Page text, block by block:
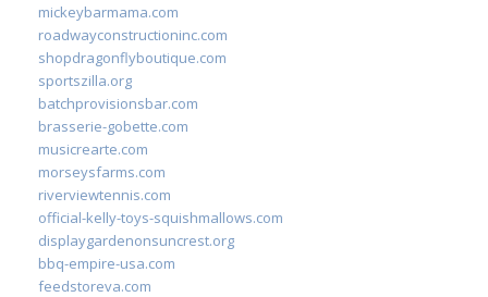
mickeybarmama.com
roadwayconstructioninc.com
shopdragonflyboutique.com
sportszilla.org
batchprovisionsbar.com
brasserie-gobette.com
musicrearte.com
morseysfarms.com
riverviewtennis.com
official-kelly-toys-squishmallows.com
displaygardenonsuncrest.org
bbq-empire-usa.com
feedstoreva.com